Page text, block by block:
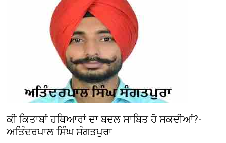
ਕੀ ਕਿਤਾਬਾਂ ਹਥਿਆਰਾਂ ਦਾ ਬਦਲ ਸਾਬਿਤ ਹੋ ਸਕਦੀਆਂ?-
ਅਤਿੰਦਰਪਾਲ ਸਿੰਘ ਸੰਗਤਪੁਰਾ